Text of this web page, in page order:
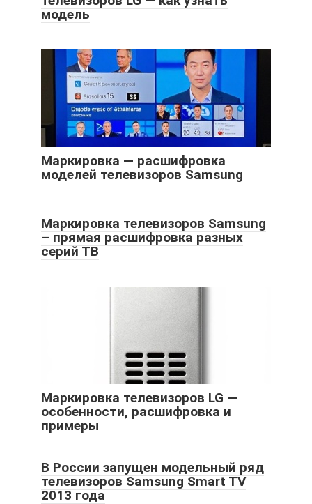
модель
Маркировка — расшифровка
моделей телевизоров Samsung
Маркировка телевизоров Samsung
– прямая расшифровка разных
серий ТВ
Маркировка телевизоров LG —
особенности, расшифровка и
примеры
В России запущен модельный ряд
телевизоров Samsung Smart TV
2013 года